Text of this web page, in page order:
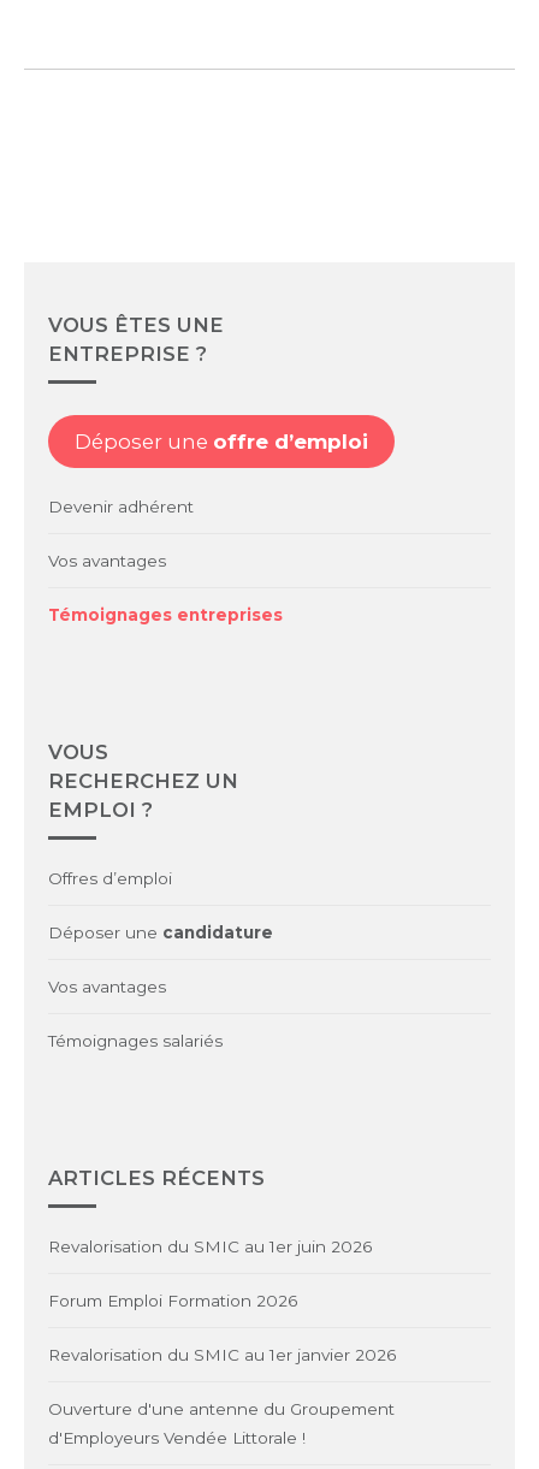
VOUS ÊTES UNE
ENTREPRISE ?
Déposer une offre d’emploi
Devenir adhérent
Vos avantages
Témoignages entreprises
VOUS
RECHERCHEZ UN
EMPLOI ?
Offres d’emploi
Déposer une candidature
Vos avantages
Témoignages salariés
ARTICLES RÉCENTS
Revalorisation du SMIC au 1er juin 2026
Forum Emploi Formation 2026
Revalorisation du SMIC au 1er janvier 2026
Ouverture d'une antenne du Groupement
d'Employeurs Vendée Littorale !